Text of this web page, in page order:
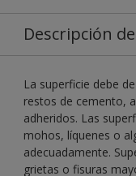
Descripción
La superficie debe
restos de cemento,
adheridos. Las
mohos, líquenes o
adecuadamente.
grietas o fisuras